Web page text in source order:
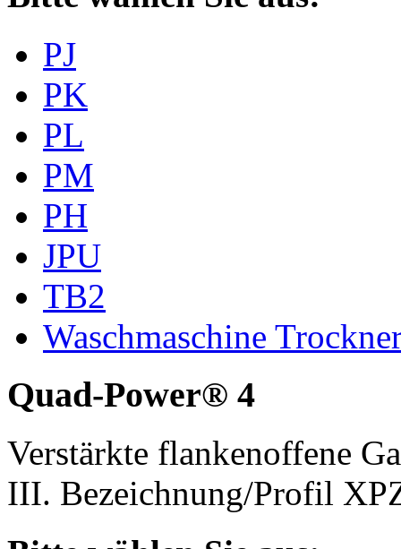
PJ
PK
PL
PM
PH
JPU
TB2
Waschmaschine
Quad-Power® 4
Verstärkte flankenoffene
III. Bezeichnung/Profil